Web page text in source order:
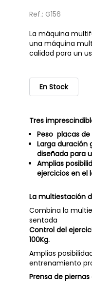
Ref.: G156
La máquina
una máquina
calidad para un
En Stock
Tres
Peso placas de
Larga duración
diseñada para
Amplias
ejercicios en el
La multiestación
Combina la
sentada
Control del
100Kg.
Amplias
entrenamiento
Prensa de